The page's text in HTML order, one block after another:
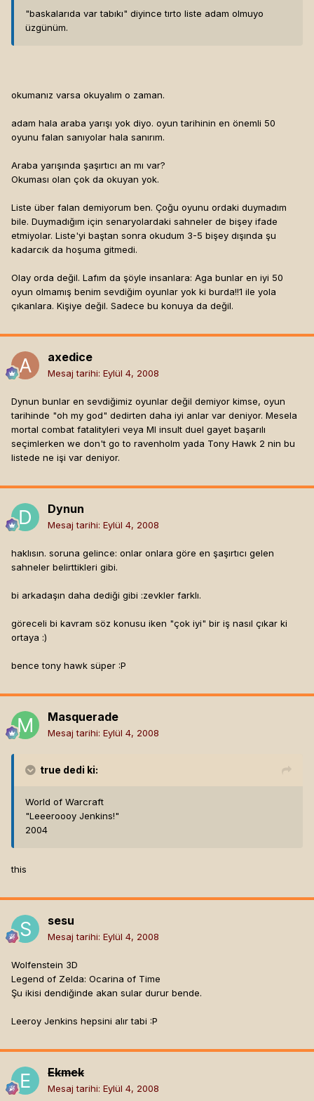
"baskalarıda var tabıkı" diyince tırto liste adam olmuyo
üzgünüm.
okumanız varsa okuyalım o zaman.
adam hala araba yarışı yok diyo. oyun tarihinin en önemli 50
oyunu falan sanıyolar hala sanırım.
Araba yarışında şaşırtıcı an mı var?
Okuması olan çok da okuyan yok.
Liste über falan demiyorum ben. Çoğu oyunu ordaki duymadım
bile. Duymadığım için senaryolardaki sahneler de bişey ifade
etmiyolar. Liste'yi baştan sonra okudum 3-5 bişey dışında şu
kadarcık da hoşuma gitmedi.
Olay orda değil. Lafım da şöyle insanlara: Aga bunlar en iyi 50
oyun olmamış benim sevdiğim oyunlar yok ki burda!!1 ile yola
çıkanlara. Kişiye değil. Sadece bu konuya da değil.
axedice
Mesaj tarihi: Eylül 4, 2008
Dynun bunlar en sevdiğimiz oyunlar değil demiyor kimse, oyun
tarihinde "oh my god" dedirten daha iyi anlar var deniyor. Mesela
mortal combat fatalityleri veya MI insult duel gayet başarılı
seçimlerken we don't go to ravenholm yada Tony Hawk 2 nin bu
listede ne işi var deniyor.
Dynun
Mesaj tarihi: Eylül 4, 2008
haklısın. soruna gelince: onlar onlara göre en şaşırtıcı gelen
sahneler belirttikleri gibi.
bi arkadaşın daha dediği gibi :zevkler farklı.
göreceli bi kavram söz konusu iken "çok iyi" bir iş nasıl çıkar ki
ortaya :)
bence tony hawk süper :P
Masquerade
Mesaj tarihi: Eylül 4, 2008
true dedi ki:
World of Warcraft
"Leeeroooy Jenkins!"
2004
this
sesu
Mesaj tarihi: Eylül 4, 2008
Wolfenstein 3D
Legend of Zelda: Ocarina of Time
Şu ikisi dendiğinde akan sular durur bende.
Leeroy Jenkins hepsini alır tabi :P
Ekmek
Mesaj tarihi: Eylül 4, 2008